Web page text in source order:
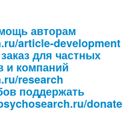
авторам
article-development
для частных
и компаний
research
поддержать
donate